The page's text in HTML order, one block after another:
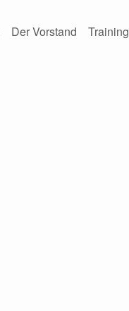
Der Vorstand Training